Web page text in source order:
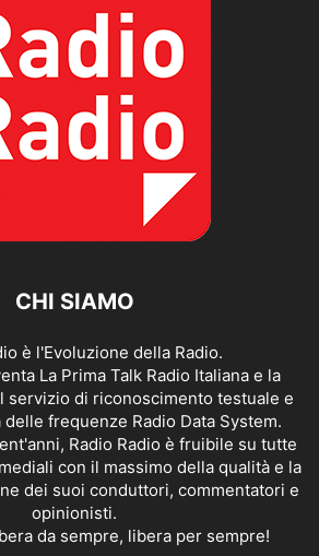
CHI SIAMO
è l'Evoluzione della Radio.
La Prima Talk Radio Italiana e la
servizio di riconoscimento testuale e
frequenze Radio Data System.
Radio Radio è fruibile su tutte
con il massimo della qualità e la
dei suoi conduttori, commentatori e
opinionisti.
da sempre, libera per sempre!